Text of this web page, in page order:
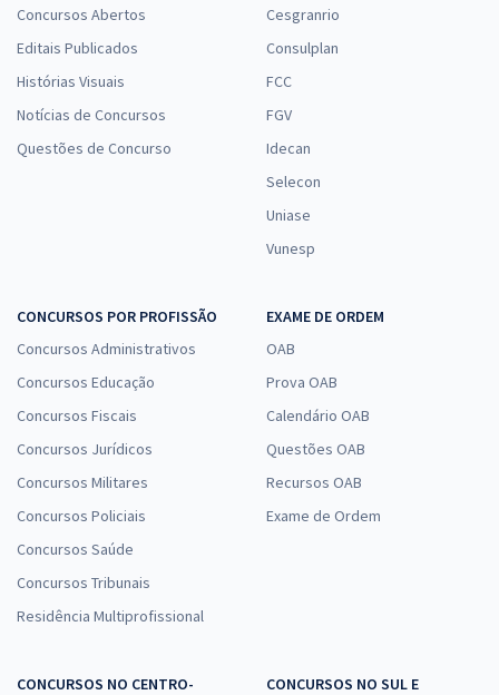
Concursos Abertos
Editais Publicados
Histórias Visuais
Notícias de Concursos
Questões de Concurso
Cesgranrio
Consulplan
FCC
FGV
Idecan
Selecon
Uniase
Vunesp
CONCURSOS POR PROFISSÃO
Concursos Administrativos
Concursos Educação
Concursos Fiscais
Concursos Jurídicos
Concursos Militares
Concursos Policiais
Concursos Saúde
Concursos Tribunais
Residência Multiprofissional
EXAME DE ORDEM
OAB
Prova OAB
Calendário OAB
Questões OAB
Recursos OAB
Exame de Ordem
CONCURSOS NO CENTRO-
CONCURSOS NO SUL E